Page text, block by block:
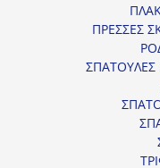
ΠΡΕΣΣΕΣ
ΣΠΑΤΟΥΛΕΣ